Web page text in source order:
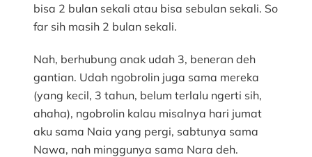
bisa 2 bulan sekali atau bisa sebulan sekali. So
far sih masih 2 bulan sekali.
Nah, berhubung anak udah 3, beneran deh
gantian. Udah ngobrolin juga sama mereka
(yang kecil, 3 tahun, belum terlalu ngerti sih,
ahaha), ngobrolin kalau misalnya hari jumat
aku sama Naia yang pergi, sabtunya sama
Nawa, nah minggunya sama Nara deh.